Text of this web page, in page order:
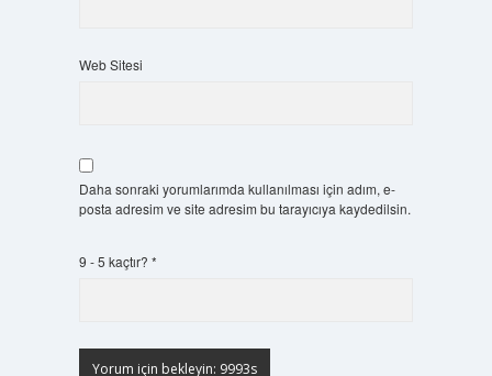
Web Sitesi
Daha sonraki yorumlarımda kullanılması için adım, e-
posta adresim ve site adresim bu tarayıcıya kaydedilsin.
9 - 5 kaçtır? *